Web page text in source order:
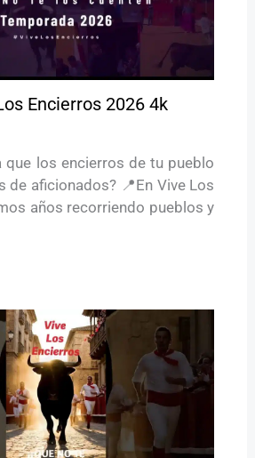
Encierros 2026 4k
que los encierros de tu pueblo
de aficionados? 📍En Vive Los
años recorriendo pueblos y